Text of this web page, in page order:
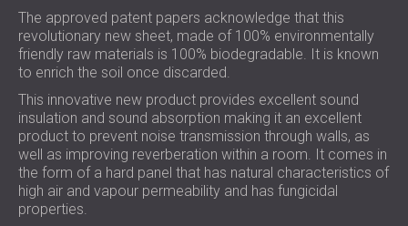
The approved patent papers acknowledge that this
revolutionary new sheet, made of 100% environmentally
friendly raw materials is 100% biodegradable. It is known
to enrich the soil once discarded.
This innovative new product provides excellent sound
insulation and sound absorption making it an excellent
product to prevent noise transmission through walls, as
well as improving reverberation within a room. It comes in
the form of a hard panel that has natural characteristics of
high air and vapour permeability and has fungicidal
properties.